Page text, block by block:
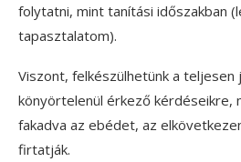
folytatni, mint tanítási időszakban
tapasztalatom).
Viszont, felkészülhetünk a teljesen
könyörtelenül érkező kérdéseikre,
fakadva az ebédet, az
firtatják.